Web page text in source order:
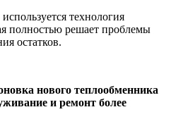
технология
полностью решает проблемы
остатков.
нового теплообменника
и ремонт более